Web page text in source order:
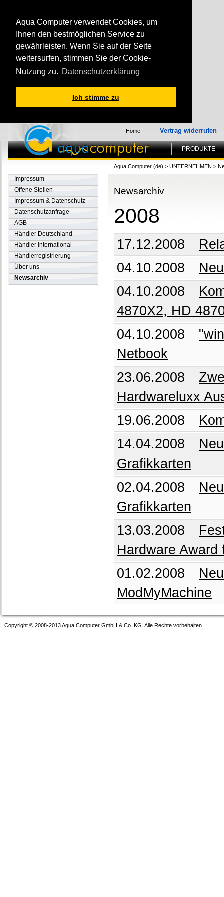
Aqua Computer verwendet Cookies, um
Ihnen den bestmöglichen Service zu
gewährleisten. Wenn Sie auf der Seite
weitersurfen, stimmen Sie der Cookie-
Nutzung zu. Datenschutzerklärung
Ich stimme zu
Home | Vertrag widerrufen
PRODUKTE
Impressum
Offene Stellen
Impressum & Datenschutz
Datenschutzanfrage
AGB
Händler Deutschland
Händler international
Händlerregistrierung
Über uns
Newsarchiv
Aqua Computer (de) > UNTERNEHMEN >
Newsarchiv
2008
17.12.2008
04.10.2008
04.10.2008
4870X2, HD
04.10.2008
Netbook
23.06.2008
Hardwareluxx
19.06.2008
14.04.2008
Grafikkarten
02.04.2008
Grafikkarten
13.03.2008
Hardware
01.02.2008
ModMyMachine
Copyright © 2008-2013 Aqua Computer GmbH & Co. KG. Alle Rechte vorbehalten.